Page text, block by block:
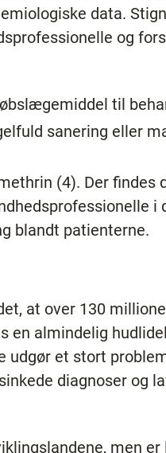
data.
og
til
sanering eller
(4). Der findes
i
blandt patienterne.
at over 130
en almindelig
udgør et stort
diagnoser og
men